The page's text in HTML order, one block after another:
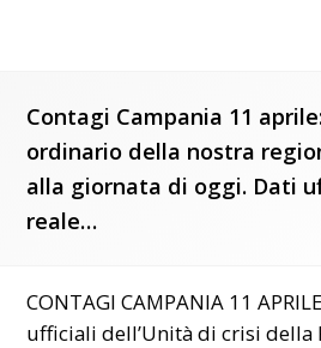
Contagi Campania 11
ordinario della nostra
alla giornata di oggi. Dati
reale…
CONTAGI CAMPANIA 11
ufficiali dell’Unità di crisi della